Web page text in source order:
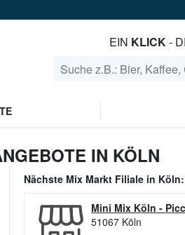
EIN KLICK-
IN KÖLN
Nächste Mix Markt Filiale in Köln:
Mini Mix Köln -
51067 Köln